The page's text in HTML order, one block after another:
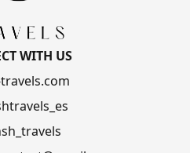
WITH US